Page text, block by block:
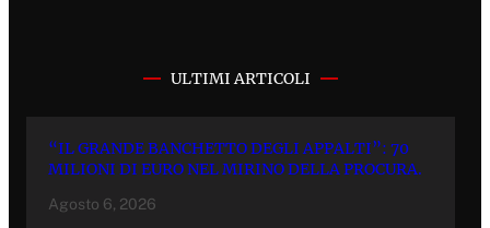
ULTIMI ARTICOLI
“IL GRANDE BANCHETTO DEGLI APPALTI”: 70
MILIONI DI EURO NEL MIRINO DELLA PROCURA.
Agosto 6, 2026